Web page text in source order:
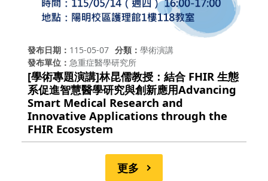
發布日期 115-05-07 分類
學術演講
發布單位
急重症醫學研究所
[學術專題演講]林昆儒教授：結合 FHIR 生態
系促進智慧醫學研究與創新應用Advancing
Smart Medical Research and
Innovative Applications through the
FHIR Ecosystem
更多